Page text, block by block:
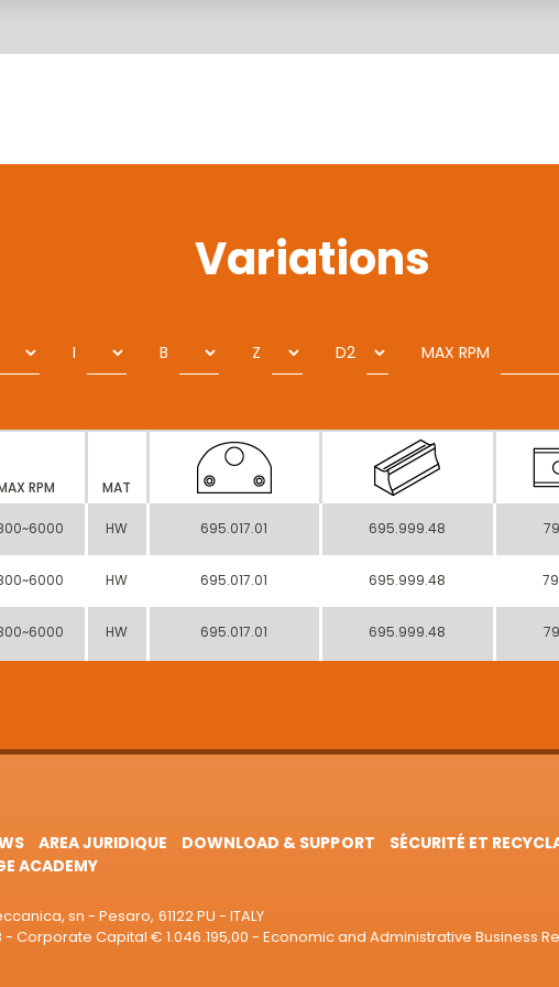
Variations
I B Z D2 MAX RPM
RPM
MAT
HW 695.017.01 695.999.48
HW 695.017.01 695.999.48
HW 695.017.01 695.999.48
AREA JURIDIQUE DOWNLOAD & SUPPORT
SÉCURITÉ ET
ACADEMY
sn - Pesaro, 61122 PU - ITALY
Corporate Capital € 1.046.195,00 - Economic and Administrative Business